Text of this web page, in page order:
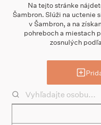
Na tejto stránke
Šambron. Slúži na uctenie
v Šambron, a na
pohreboch a miestach
zosnulých